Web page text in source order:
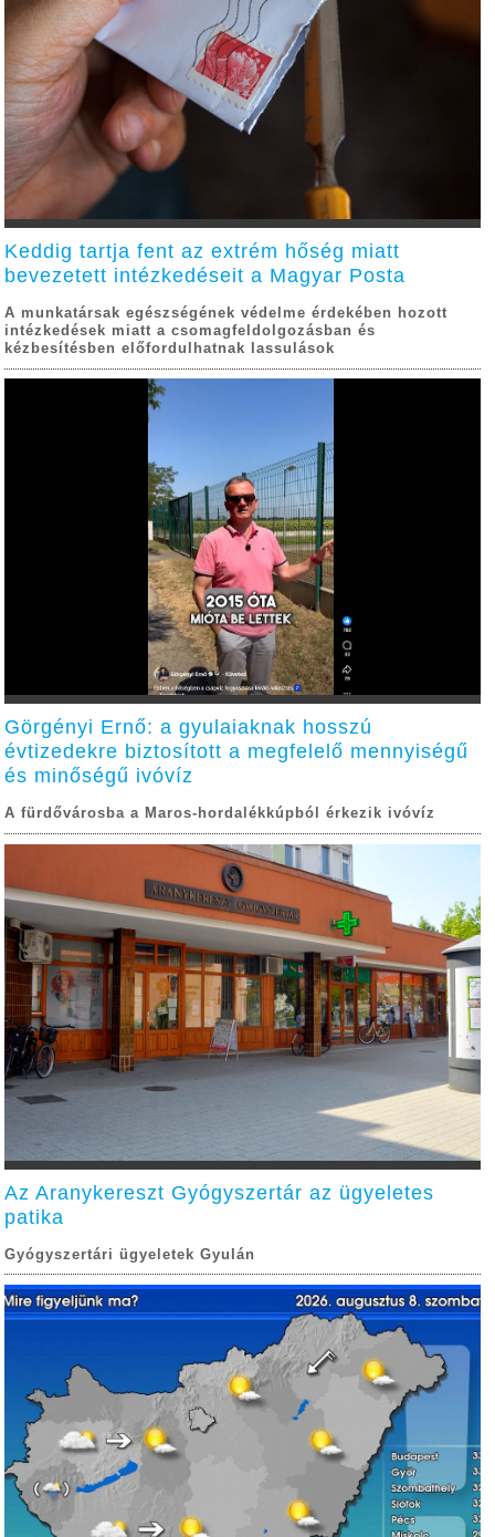
Keddig tartja fent az extrém hőség miatt
bevezetett intézkedéseit a Magyar Posta
A munkatársak egészségének védelme érdekében hozott
intézkedések miatt a csomagfeldolgozásban és
kézbesítésben előfordulhatnak lassulások
Görgényi Ernő: a gyulaiaknak hosszú
évtizedekre biztosított a megfelelő mennyiségű
és minőségű ivóvíz
A fürdővárosba a Maros-hordalékkúpból érkezik ivóvíz
Az Aranykereszt Gyógyszertár az ügyeletes
patika
Gyógyszertári ügyeletek Gyulán